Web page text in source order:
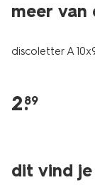
meer van
discoletter A
2.
89
dit vind